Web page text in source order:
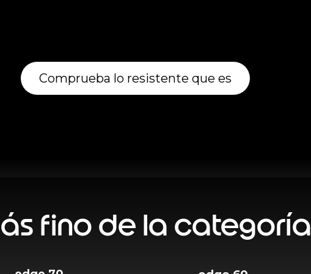
Comprueba lo resistente que es
fino de la categoría